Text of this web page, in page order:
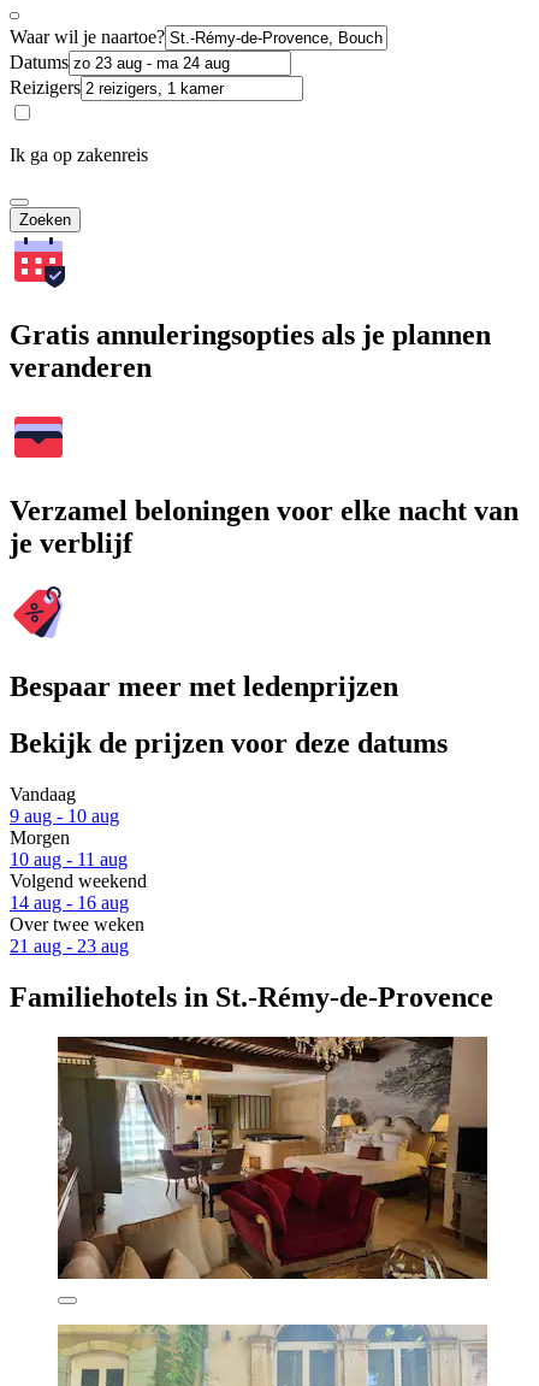
Waar wil je naartoe?
Datums
Reizigers
Ik ga op zakenreis
Zoeken
Gratis annuleringsopties als je plannen
veranderen
Verzamel beloningen voor elke nacht van
je verblijf
Bespaar meer met ledenprijzen
Bekijk de prijzen voor deze datums
Vandaag
9 aug - 10 aug
Morgen
10 aug - 11 aug
Volgend weekend
14 aug - 16 aug
Over twee weken
21 aug - 23 aug
Familiehotels in St.-Rémy-de-Provence